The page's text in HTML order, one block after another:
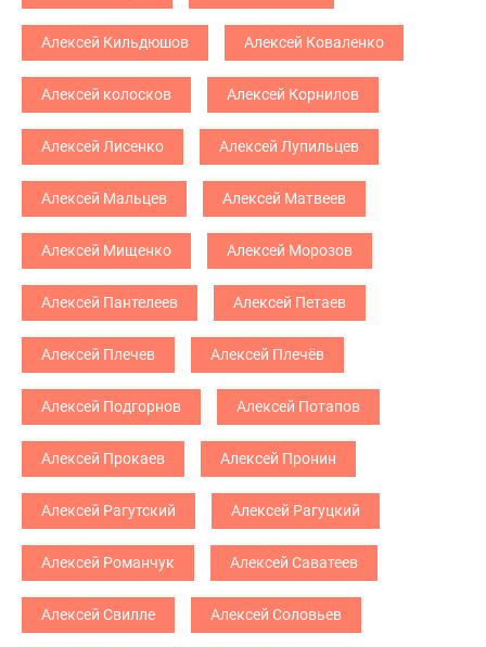
Алексей Кильдюшов Алексей Коваленко
Алексей колосков Алексей Корнилов
Алексей Лисенко Алексей Лупильцев
Алексей Мальцев Алексей Матвеев
Алексей Мищенко Алексей Морозов
Алексей Пантелеев Алексей Петаев
Алексей Плечев Алексей Плечёв
Алексей Подгорнов Алексей Потапов
Алексей Прокаев Алексей Пронин
Алексей Рагутский Алексей Рагуцкий
Алексей Романчук Алексей Саватеев
Алексей Свилле Алексей Соловьев